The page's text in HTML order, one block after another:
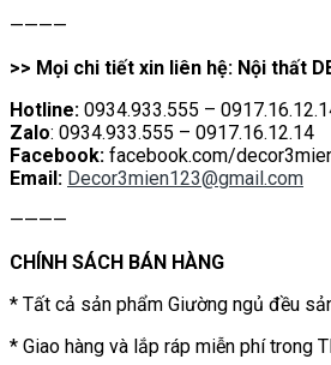
————
>> Mọi chi tiết xin liên hệ: Nội thất
Hotline: 0934.933.555 –
Zalo: 0934.933.555 – 0917.16.12.14
Facebook: facebook.com/
Email: Decor3mien123@gmail.com
————
CHÍNH SÁCH BÁN HÀNG
* Tất cả sản phẩm Giường ngủ đều
* Giao hàng và lắp ráp miễn phí trong